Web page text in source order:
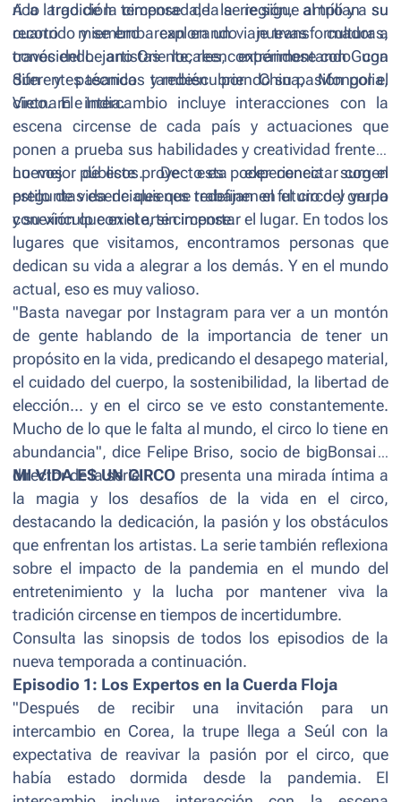
rica tradición circense de la región, amplían su
recorrido y se embarcan en un viaje transformador a
través del Lejano Oriente, reencontrándose con Guga
Sun y pasando también por China, Mongolia,
Vietnam e India.
A lo largo de la temporada, la serie sigue al trío y a su
cuarto miembro explorando nuevas culturas,
conociendo artistas locales, experimentando con
diferentes técnicas y redescubriendo su pasión por el
circo. El intercambio incluye interacciones con la
escena circense de cada país y actuaciones que
ponen a prueba sus habilidades y creatividad frente a
nuevos públicos. De esta experiencia surgen
preguntas esenciales que redefinen el futuro del grupo
y su vínculo con el arte circense.
Lo mejor de este proyecto es poder conectar con el
estilo de vida de quienes trabajan en el circo y ver la
conexión que existe, sin importar el lugar. En todos los
lugares que visitamos, encontramos personas que
dedican su vida a alegrar a los demás. Y en el mundo
actual, eso es muy valioso.
"Basta navegar por Instagram para ver a un montón
de gente hablando de la importancia de tener un
propósito en la vida, predicando el desapego material,
el cuidado del cuerpo, la sostenibilidad, la libertad de
elección... y en el circo se ve esto constantemente.
Mucho de lo que le falta al mundo, el circo lo tiene en
abundancia", dice Felipe Briso, socio de bigBonsai y
director de la serie.
MI VIDA ES UN CIRCO presenta una mirada íntima a
la magia y los desafíos de la vida en el circo,
destacando la dedicación, la pasión y los obstáculos
que enfrentan los artistas. La serie también reflexiona
sobre el impacto de la pandemia en el mundo del
entretenimiento y la lucha por mantener viva la
tradición circense en tiempos de incertidumbre.
Consulta las sinopsis de todos los episodios de la
nueva temporada a continuación.
Episodio 1: Los Expertos en la Cuerda Floja
"Después de recibir una invitación para un
intercambio en Corea, la trupe llega a Seúl con la
expectativa de reavivar la pasión por el circo, que
había estado dormida desde la pandemia. El